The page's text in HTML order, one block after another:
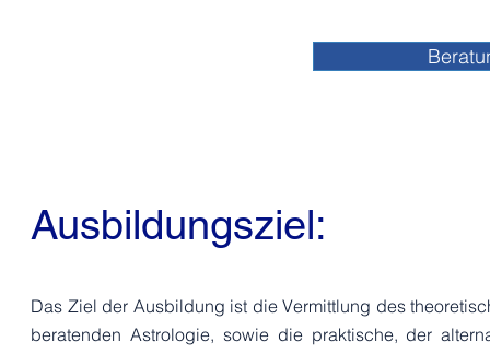
Ausbildungsziel:
Das Ziel der Ausbildung ist die Vermittlung des
beratenden Astrologie, sowie die praktische, der